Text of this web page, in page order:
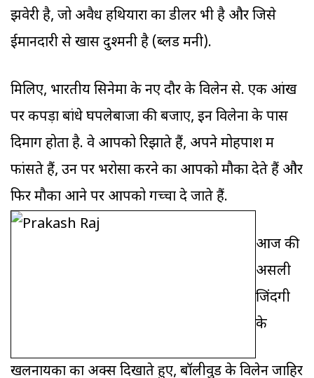
झवेरी है, जो अवैध हथियारों का डीलर भी है और जिसे
ईमानदारी से खास दुश्मनी है (ब्लड मनी).
मिलिए, भारतीय सिनेमा के नए दौर के विलेन से. एक आंख
पर कपड़ा बांधे घपलेबाजों की बजाए, इन विलेनों के पास
दिमाग होता है. वे आपको रिझाते हैं, अपने मोहपाश में
फांसते हैं, उन पर भरोसा करने का आपको मौका देते हैं और
फिर मौका आने पर आपको गच्चा दे जाते हैं.
आज की
असली
जिंदगी
के
खलनायकों का अक्स दिखाते हुए, बॉलीवुड के विलेन जाहिर